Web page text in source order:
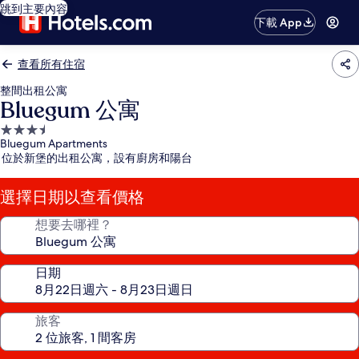
跳到主要內容
下載 App
查看所有住宿
整間出租公寓
Bluegum 公寓
3.5
星
級
住
宿
Bluegum Apartments
位於新堡的出租公寓，設有廚房和陽台
選擇日期以查看價格
想要去哪裡？
日期
旅客